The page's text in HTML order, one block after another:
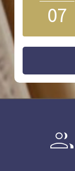
07
group